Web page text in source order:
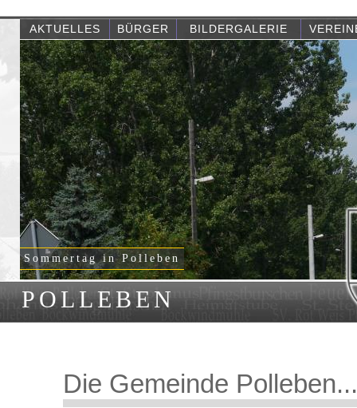
POLLEBEN
Sommertag in Polleben
AKTUELLES BÜRGER BILDERGALERIE
Die Gemeinde